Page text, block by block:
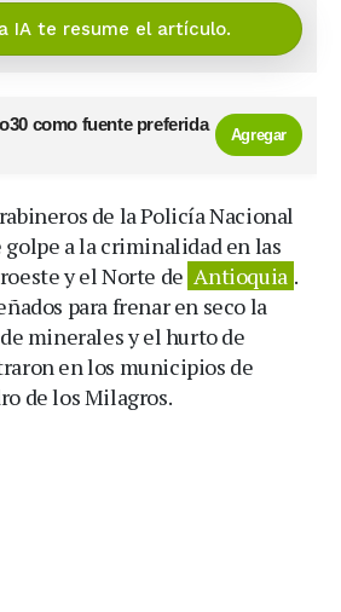
IA te resume el artículo.
como fuente preferida
Agregar
de la Policía Nacional
a la criminalidad en las
y el Norte de Antioquia .
para frenar en seco la
minerales y el hurto de
en los municipios de
de los Milagros.